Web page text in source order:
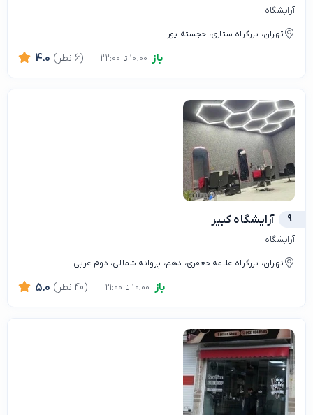
آرایشگاه
تهران، بزرگراه ستاری، خجسته پور
باز 4.0 (6 نظر)
9 آرایشگاه کبیر
آرایشگاه
تهران، بزرگراه علامه جعفری، دهم، پروانه شمالی، دوم غربی
باز 5.0 (40 نظر)